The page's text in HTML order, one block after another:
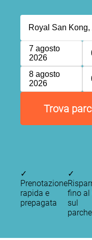
7 agosto
2026
8 agosto
2026
Trova
✓
Prenotazione
rapida e
prepagata
✓
fino al
sul
P